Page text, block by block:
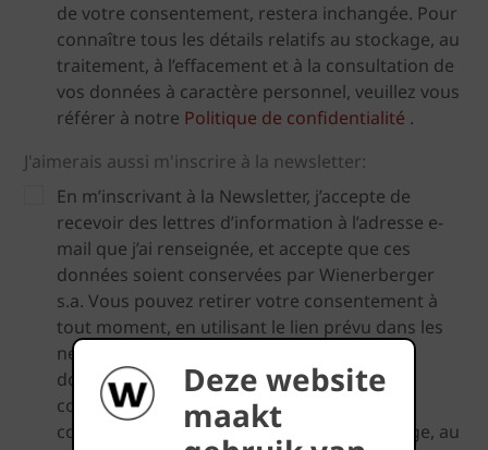
Deze website
maakt
de votre consentement, restera inchangée. Pour
connaître tous les détails relatifs au stockage, au
traitement, à l’effacement et à la consultation de
vos données à caractère personnel, veuillez vous
référer à notre Politique de confidentialité .
J'aimerais aussi m'inscrire à la newsletter:
En m’inscrivant à la Newsletter, j’accepte de
recevoir des lettres d’information à l’adresse e-
mail que j’ai renseignée, et accepte que ces
données soient conservées par Wienerberger
s.a. Vous pouvez retirer votre consentement à
tout moment, en utilisant le lien prévu dans les
newsletters. La licéité du traitement de vos
données, préalable au retrait de votre
consentement, restera inchangée. Pour
connaître tous les détails relatifs au stockage, au